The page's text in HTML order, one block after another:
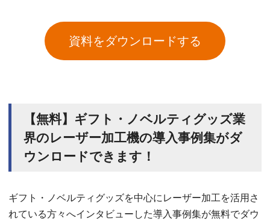
資料をダウンロードする
【無料】ギフト・ノベルティグッズ業
界のレーザー加工機の導入事例集がダ
ウンロードできます！
ギフト・ノベルティグッズを中心にレーザー加工を活用さ
れている方々へインタビューした導入事例集が無料でダウ